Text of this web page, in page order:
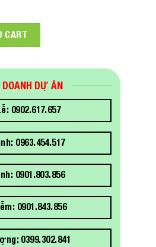
HD+ /1600 x 900/ TN/ 60Hz/5ms
CART
DOANH DỰ ÁN
0902.617.657
0963.454.517
0901.803.856
0901.843.856
0399.302.841